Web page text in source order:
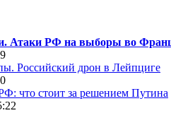
Атаки РФ на выборы во
Российский дрон в Лейпциге
что стоит за решением Путина